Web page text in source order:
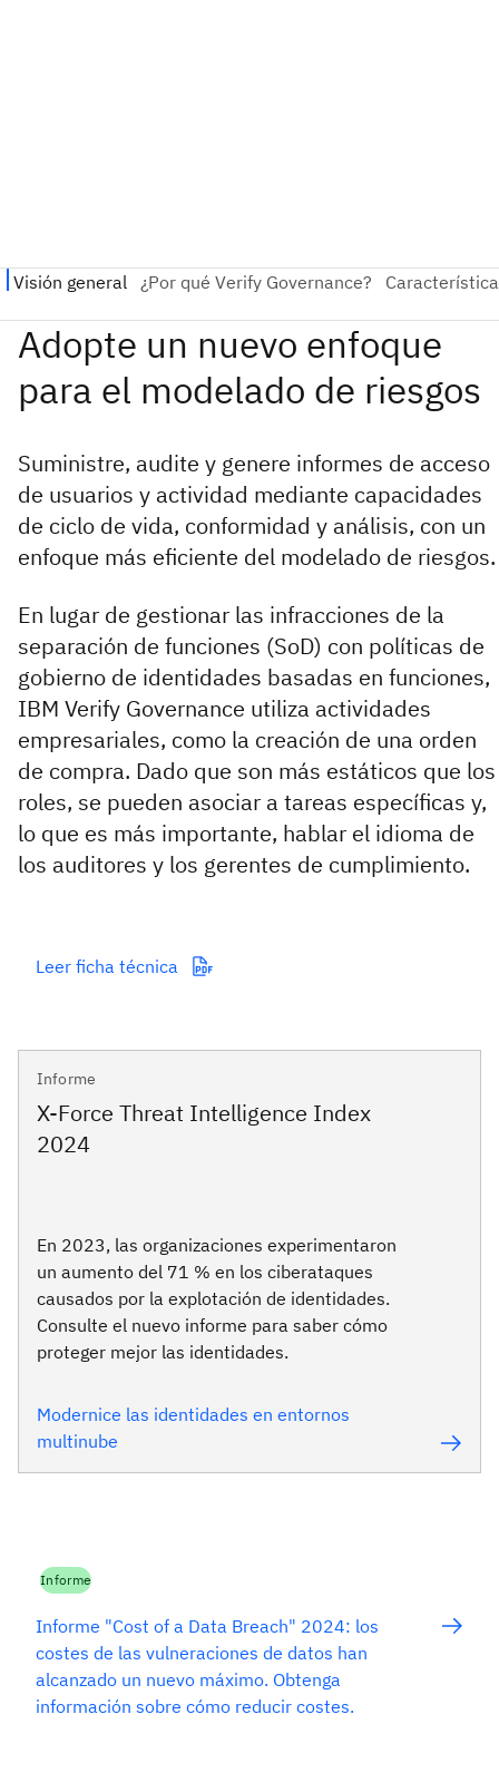
Suministre, audite y genere informes de acceso
de usuarios y actividad mediante capacidades
de ciclo de vida, conformidad y análisis, con un
enfoque más eficiente del modelado de riesgos.
En lugar de gestionar las infracciones de la
separación de funciones (SoD) con políticas de
gobierno de identidades basadas en funciones,
IBM Verify Governance utiliza actividades
empresariales, como la creación de una orden
de compra. Dado que son más estáticos que los
roles, se pueden asociar a tareas específicas y,
lo que es más importante, hablar el idioma de
los auditores y los gerentes de cumplimiento.
Informe
X-Force Threat Intelligence Index
2024
En 2023, las organizaciones experimentaron
un aumento del 71 % en los ciberataques
causados por la explotación de identidades.
Consulte el nuevo informe para saber cómo
proteger mejor las identidades.
Modernice las identidades en entornos
multinube
Informe
Informe "Cost of a Data Breach" 2024: los
costes de las vulneraciones de datos han
alcanzado un nuevo máximo. Obtenga
información sobre cómo reducir costes.
Leer ficha técnica